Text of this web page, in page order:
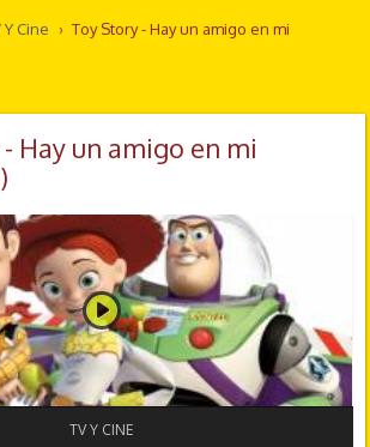
Y Cine › Toy Story - Hay un amigo en mi
Hay un amigo en mi
TV Y CINE